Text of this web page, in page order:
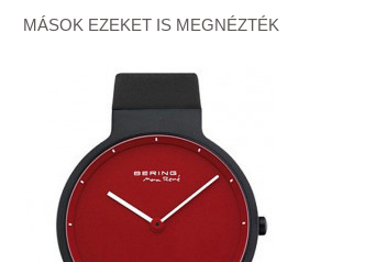
MÁSOK EZEKET IS MEGNÉZTÉK